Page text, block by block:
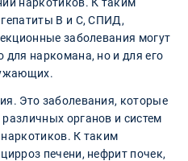
В и С, СПИД,
заболевания могут
наркомана, но и для его
Это заболевания, которые
органов и систем
К таким
печени, нефрит почек,